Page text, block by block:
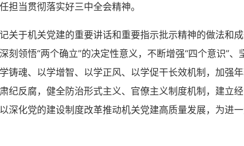
担当贯彻落实好三中全会精神。
关于机关党建的重要讲话和重要指示批示精神的做法和
领悟“两个确立”的决定性意义，不断增强“四个意识”、
铸魂、以学增智、以学正风、以学促干长效机制，加强
纪反腐，健全防治形式主义、官僚主义制度机制，建立
深化党的建设制度改革推动机关党建高质量发展，为进